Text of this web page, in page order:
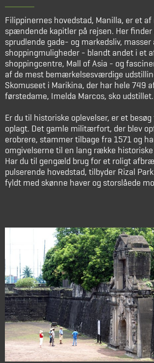
Filippinernes hovedstad, Manilla, er et af
spændende kapitler på rejsen. Her
sprudlende gade- og markedsliv, masser
shoppingmuligheder - blandt andet i et
shoppingcentre, Mall of Asia - og
af de mest bemærkelsesværdige
Skomuseet i Marikina, der har hele 749
førstedame, Imelda Marcos, sko udstillet.
Er du til historiske oplevelser, er et
oplagt. Det gamle militærfort, der blev
erobrere, stammer tilbage fra 1571 og
omgivelserne til en lang række
Har du til gengæld brug for et roligt
pulserende hovedstad, tilbyder Rizal
fyldt med skønne haver og storslåede